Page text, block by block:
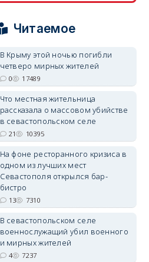
erid: 2SDnjdvhGXG
Читаемое
В Крыму этой ночью погибли
четверо мирных жителей
0 17489
Что местная жительница
рассказала о массовом убийстве
в севастопольском селе
21 10395
На фоне ресторанного кризиса в
одном из лучших мест
Севастополя открылся бар-
бистро
13 7310
В севастопольском селе
военнослужащий убил военного
и мирных жителей
4 7237